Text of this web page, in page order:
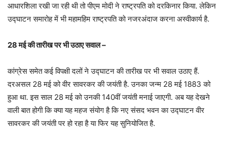
आधारशिला रखी जा रही थी तो पीएम मोदी ने राष्ट्रपति को दरकिनार किया. लेकिन
उद्घाटन समारोह में भी महामहिम राष्ट्रपति को नजरअंदाज करना अस्वीकार्य है.
28 मई की तारीख पर भी उठाए सवाल –
कांग्रेस समेत कई विपक्षी दलों ने उद्घाटन की तारीख पर भी सवाल उठाए हैं.
दरअसल 28 मई को वीर सावरकर की जयंती है. उनका जन्म 28 मई 1883 को
हुआ था. इस साल 28 मई को उनकी 140वीं जयंती मनाई जाएगी. अब यह देखने
वाली बात होगी कि क्या यह महज संयोग है कि नए संसद भवन का उद्घाटन वीर
सावरकर की जयंती पर हो रहा है या फिर यह सुनियोजित है.